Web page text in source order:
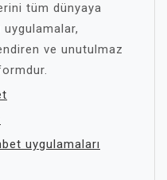
tüm dünyaya
uygulamalar,
ve unutulmaz
uygulamaları